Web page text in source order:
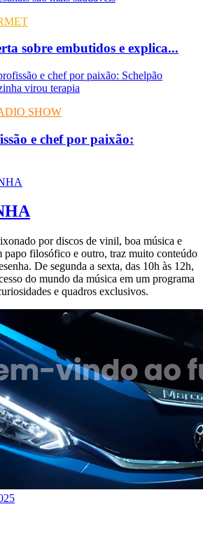
sobre embutidos e explica...
SHOW
e chef por paixão:
por discos de vinil, boa música e
papo filosófico e outro, traz muito conteúdo
De segunda a sexta, das 10h às 12h,
do mundo da música em um programa
e quadros exclusivos.